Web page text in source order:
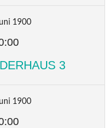
1900
3
1900